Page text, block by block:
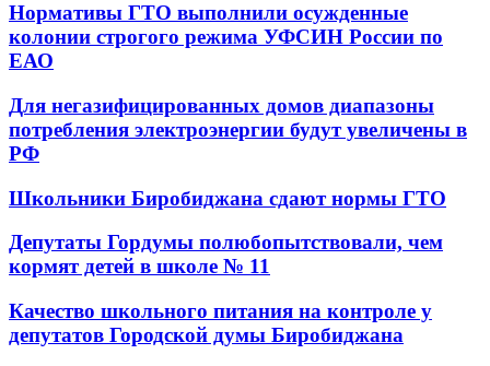
Нормативы ГТО выполнили осужденные
колонии строгого режима УФСИН России по
ЕАО
Для негазифицированных домов диапазоны
потребления электроэнергии будут увеличены в
РФ
Школьники Биробиджана сдают нормы ГТО
Депутаты Гордумы полюбопытствовали, чем
кормят детей в школе № 11
Качество школьного питания на контроле у
депутатов Городской думы Биробиджана